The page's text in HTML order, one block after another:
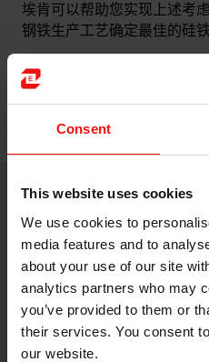
Consent
This website uses cookies
We use cookies to
media features and to
about your use of our site
analytics partners who may
you’ve provided to them or
their services. You consent
our website.
埃肯可以帮助您实现上述考
钢铁生产工艺确定最佳的硅铁
为此，我们将每个需求视为
会推荐“现成”的产品。因此
其他铁